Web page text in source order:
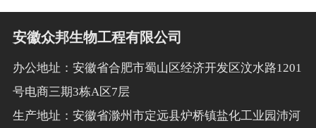
安徽众邦生物工程有限公司
办公地址：安徽省合肥市蜀山区经济开发区汶水路1201
号电商三期3栋A区7层
生产地址：安徽省滁州市定远县炉桥镇盐化工业园沛河